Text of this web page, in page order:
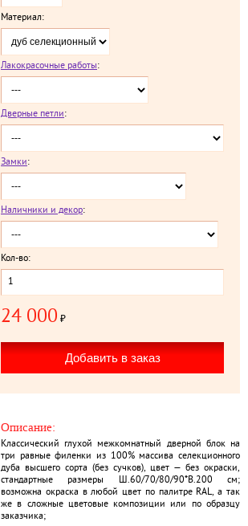
Материал:
Лакокрасочные работы:
Дверные петли:
Замки:
Наличники и декор:
Кол-во:
24 000 ₽
Описание:
Классический глухой межкомнатный дверной блок на
три равные филенки из 100% массива селекционного
дуба высшего сорта (без сучков), цвет — без окраски,
стандартные размеры Ш.60/70/80/90*В.200 см;
возможна окраска в любой цвет по палитре RAL, а так
же в сложные цветовые композиции или по образцу
заказчика;